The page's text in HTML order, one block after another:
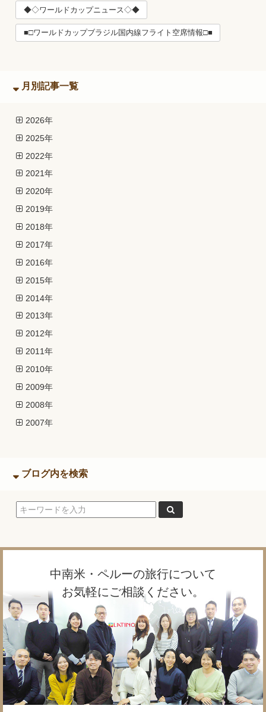
◆◇ワールドカップニュース◇◆
■□ワールドカップブラジル国内線フライト空席情報□■
月別記事一覧
2026年
2025年
2022年
2021年
2020年
2019年
2018年
2017年
2016年
2015年
2014年
2013年
2012年
2011年
2010年
2009年
2008年
2007年
ブログ内を検索
中南米・ペルーの旅行について
お気軽にご相談ください。